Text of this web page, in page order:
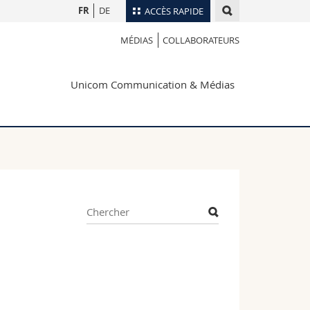
ACCÈS RAPIDE
Annuaire du personnel
Bibliothèques
Programme des cours
FR DE
MÉDIAS COLLABORATEURS
Unicom Communication & Médias